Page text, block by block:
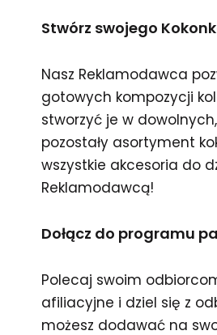
Stwórz swojego
Nasz Reklamodawca
gotowych kompozycji
stworzyć je w
pozostały asortyment
wszystkie akcesoria do
Reklamodawcą!
Dołącz do programu
Polecaj swoim
afiliacyjne i dziel się z
możesz dodawać na